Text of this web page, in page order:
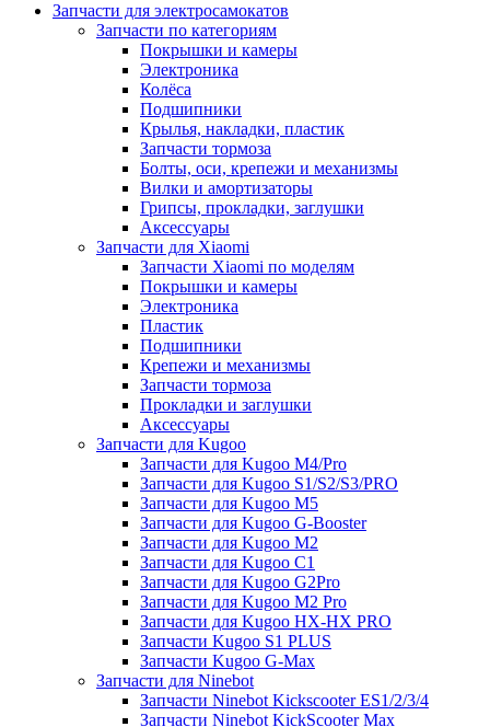
Запчасти для электросамокатов
Запчасти по категориям
Покрышки и камеры
Электроника
Колёса
Подшипники
Крылья, накладки, пластик
Запчасти тормоза
Болты, оси, крепежи и механизмы
Вилки и амортизаторы
Грипсы, прокладки, заглушки
Аксессуары
Запчасти для Xiaomi
Запчасти Xiaomi по моделям
Покрышки и камеры
Электроника
Пластик
Подшипники
Крепежи и механизмы
Запчасти тормоза
Прокладки и заглушки
Аксессуары
Запчасти для Kugoo
Запчасти для Kugoo M4/Pro
Запчасти для Kugoo S1/S2/S3/PRO
Запчасти для Kugoo M5
Запчасти для Kugoo G-Booster
Запчасти для Kugoo M2
Запчасти для Kugoo C1
Запчасти для Kugoo G2Pro
Запчасти для Kugoo M2 Pro
Запчасти для Kugoo HX-HX PRO
Запчасти Kugoo S1 PLUS
Запчасти Kugoo G-Max
Запчасти для Ninebot
Запчасти Ninebot Kickscooter ES1/2/3/4
Запчасти Ninebot KickScooter Max